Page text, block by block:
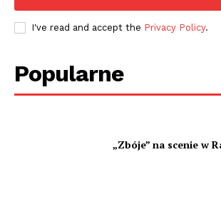
I've read and accept the Privacy Policy.
Popularne
„Zbóje” na scenie w